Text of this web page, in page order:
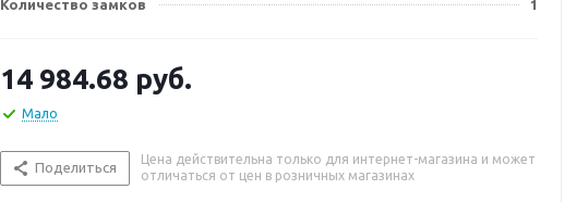
Количество замков
1
14 984.68 руб.
Мало
Поделиться
Цена действительна только для интернет-магазина и может
отличаться от цен в розничных магазинах